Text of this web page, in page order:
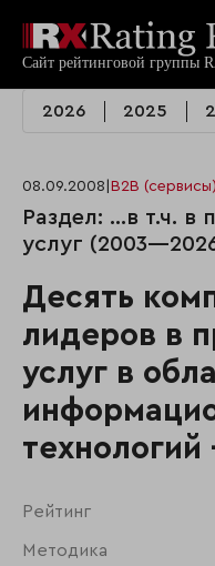
2026 2025
08.09.2008 B2B (сервисы)
Раздел: …в т.ч. в
услуг
Десять
лидеров в
услуг в
Рейтинг
Методика